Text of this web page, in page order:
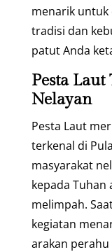
menarik untuk
tradisi dan
patut Anda
Pesta
Nelayan
Pesta Laut
terkenal di
masyarakat
kepada Tuhan
melimpah.
kegiatan
arakan